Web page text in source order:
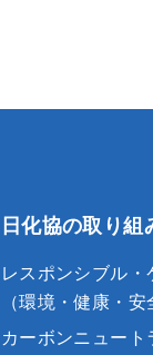
日化協の取り組
レスポンシブル・
（環境・健康・安
カーボンニュー